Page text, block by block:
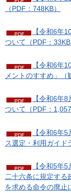
（PDF：748KB）
【令和6年
ついて（PDF：33KB
【令和6年
メントのすすめ」（
【令和6年
ついて（PDF：
【令和6年
ス選定・利用ガイド
【令和5年
二十六条に規定する
を求める命令の廃止